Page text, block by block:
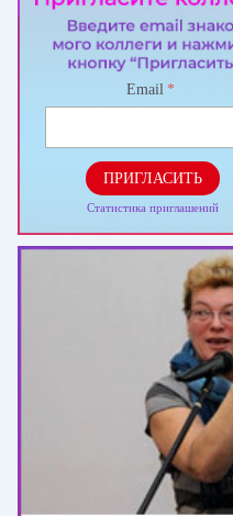
Email *
ПРИГЛАСИТЬ
Статистика приглашений